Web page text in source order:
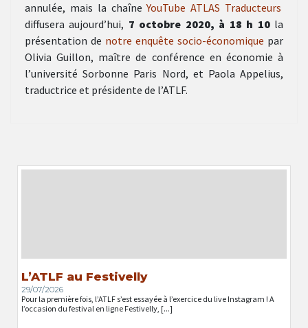
annulée, mais la chaîneYouTube ATLAS Traducteurs
diffusera aujourd’hui, 7 octobre 2020, à 18 h 10la
présentation de notre enquête socio-économique par
Olivia Guillon, maître de conférence en économie à
l’université Sorbonne Paris Nord, et Paola Appelius,
traductrice et présidente de l’ATLF.
L’ATLF au Festivelly
29/07/2026
Pour la première fois, l’ATLF s’est essayée à l’exercice du live Instagram ! A
l’occasion du festival en ligne Festivelly, [...]